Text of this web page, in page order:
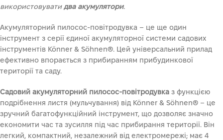
використовуватидва акумулятори.
Акумуляторний пилосос-повітродувка – це ще один
інструмент з серії єдиної акумуляторної системи садових
інструментів Könner & Söhnen®. Цей універсальний прилад
ефективно впорається з прибиранням прибудинкової
території та саду.
Садовий акумуляторний пилосос-повітродувка з функцією
подрібнення листя (мульчування) від Könner & Söhnen® – це
зручний багатофункційний інструмент, що дозволяє значно
економити час та зусилля під час прибирання території. Він
легкий, компактний, незалежний від електромережі; має 4